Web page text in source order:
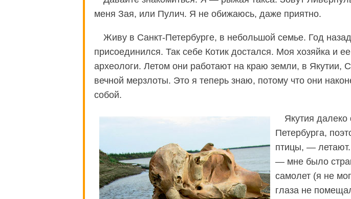
меня Зая, или Пулич. Я не обижаюсь, даже приятно.
Живу в Санкт-Петербурге, в небольшой семье. Год
присоединился. Так себе Котик достался. Моя хозяйка и
археологи. Летом они работают на краю земли, в Якутии,
вечной мерзлоты. Это я теперь знаю, потому что они
собой.
Якутия далеко
Петербурга,
птицы, — летают.
— мне было
самолет (я не
глаза не